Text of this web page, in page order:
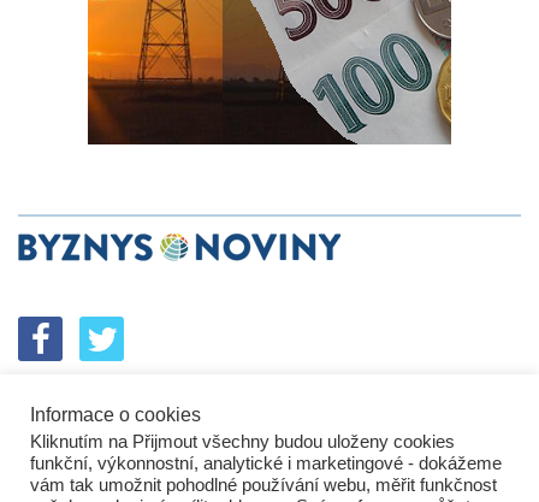
SPOLUPRÁCE PODPORA
ENERGETICKÝ SROVNÁVAČ
KORPORÁTNÍ BROUCI
PROBLÉMY FIREM
KOMUNIKAČNÍ PŘEŠLAPY
Informace o cookies
Kliknutím na Přijmout všechny budou uloženy cookies
funkční, výkonnostní, analytické i marketingové - dokážeme
vám tak umožnit pohodlné používání webu, měřit funkčnost